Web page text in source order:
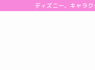
ディズニー、キャラ